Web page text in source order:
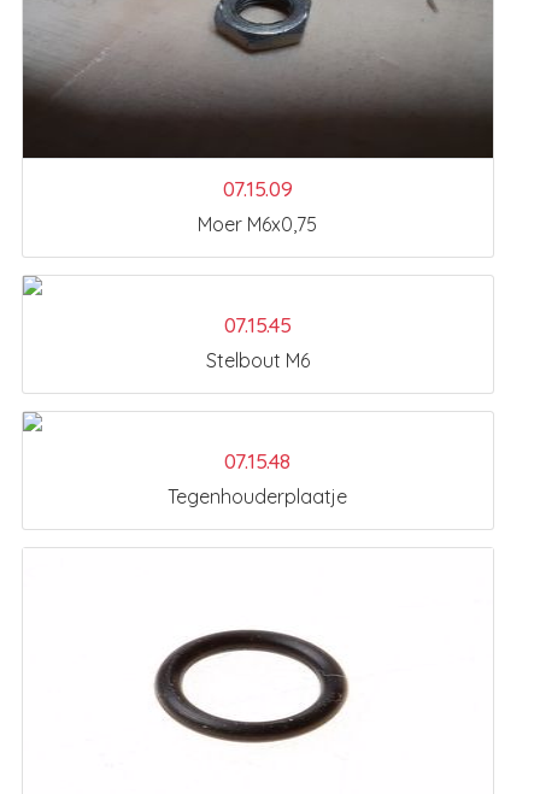
07.15.09
Moer M6x0,75
07.15.45
Stelbout M6
07.15.48
Tegenhouderplaatje